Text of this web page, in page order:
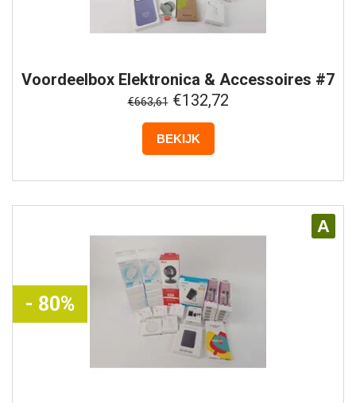
Voordeelbox Elektronica & Accessoires #7
€663,61€132,72
BEKIJK
A
- 80%